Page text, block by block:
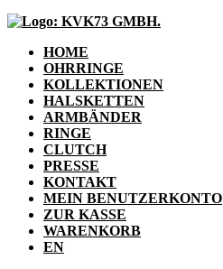
HOME
OHRRINGE
KOLLEKTIONEN
HALSKETTEN
ARMBÄNDER
RINGE
CLUTCH
PRESSE
KONTAKT
MEIN BENUTZERKONTO
ZUR KASSE
WARENKORB
EN